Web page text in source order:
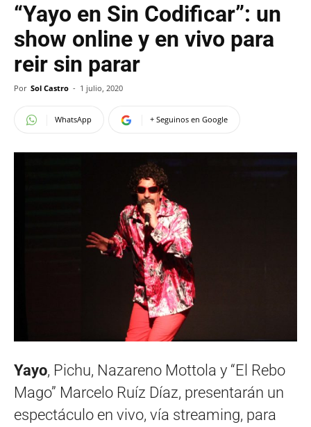
“Yayo en Sin Codificar”: un
show online y en vivo para
reir sin parar
Por Sol Castro - 1 julio, 2020
WhatsApp + Seguinos en Google
Yayo, Pichu, Nazareno Mottola y “El Rebo
Mago” Marcelo Ruíz Díaz, presentarán un
espectáculo en vivo, vía streaming, para